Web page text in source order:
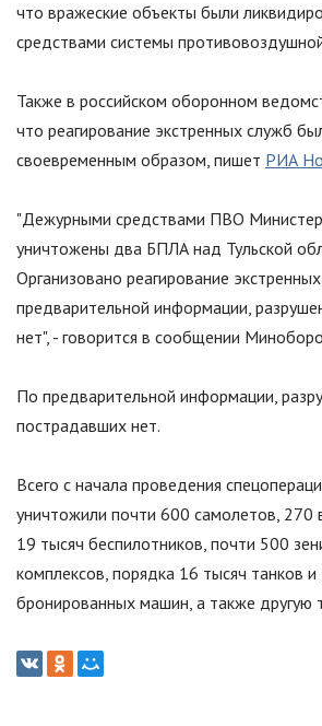
что вражеские объекты были
средствами системы
Также в российском оборонном
что реагирование экстренных служб
своевременным образом, пишет РИА
"Дежурными средствами ПВО
уничтожены два БПЛА над Тульской
Организовано реагирование
предварительной информации,
нет", - говорится в сообщении
По предварительной информации,
пострадавших нет.
Всего с начала проведения
уничтожили почти 600 самолетов, 270
19 тысяч беспилотников, почти 500
комплексов, порядка 16 тысяч танков
бронированных машин, а также другую